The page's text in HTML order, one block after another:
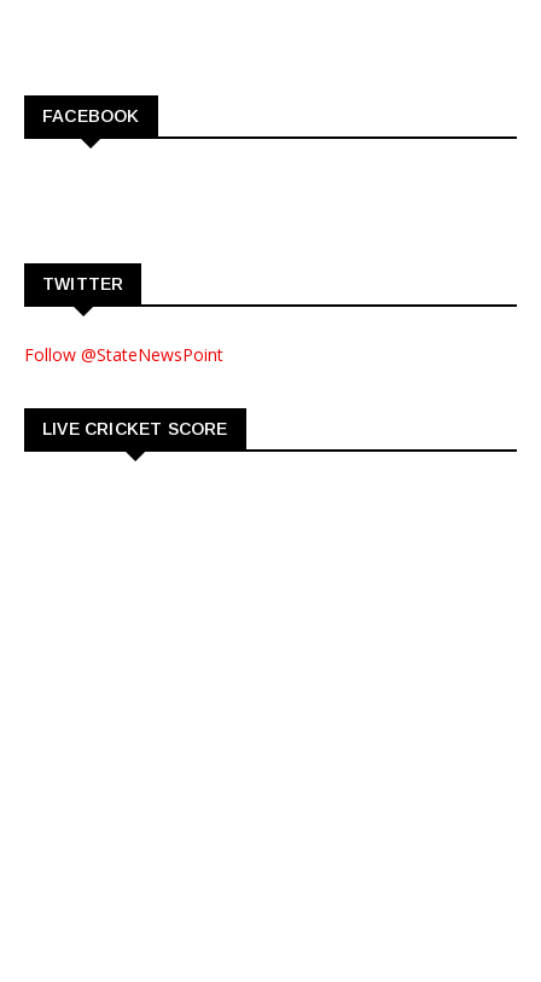
FACEBOOK
TWITTER
Follow @StateNewsPoint
LIVE CRICKET SCORE